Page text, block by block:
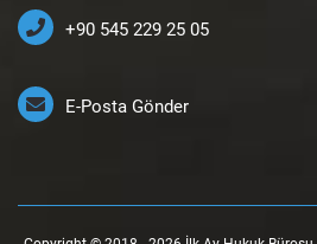
+90 545 229 25 05
E-Posta Gönder